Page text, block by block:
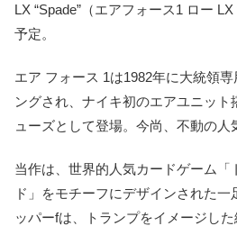
LX “Spade”（エアフォース1 ロー
予定。
エア フォース 1は1982年に大統領
ングされ、ナイキ初のエアユニット
ューズとして登場。今尚、不動の人
当作は、世界的人気カードゲーム「
ド」をモチーフにデザインされた
ッパーfは、トランプをイメージし